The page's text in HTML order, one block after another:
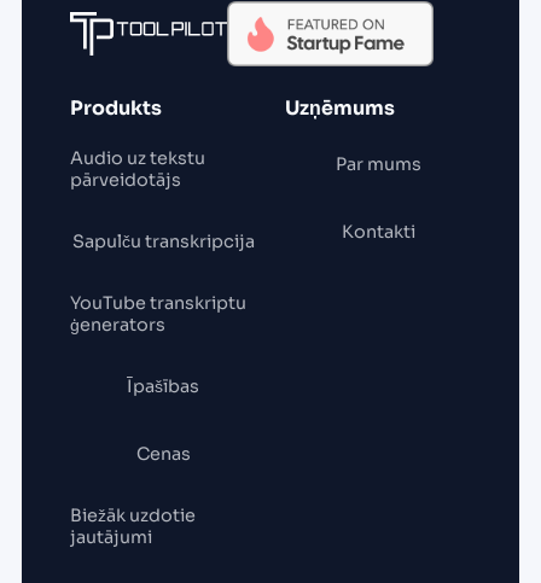
Produkts
Audio uz tekstu
pārveidotājs
Sapulču transkripcija
YouTube transkriptu
ģenerators
Īpašības
Cenas
Biežāk uzdotie
jautājumi
Uzņēmums
Par mums
Kontakti